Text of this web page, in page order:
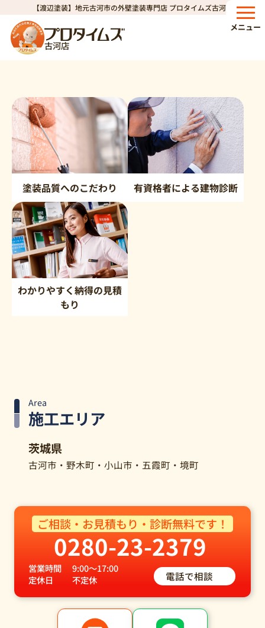
【渡辺塗装】地元古河市の外壁塗装専門店 プロタイムズ古河店
古河店
メニュー
HOME>当店の独自サービス
当店の独自サービス
塗装品質へのこだわり 有資格者による建物診断
わかりやすく納得の見積
もり
施工エリア
Area
茨城県
古河市・野木町・小山市・五霞町・境町
ご相談・お見積もり・診断無料です！
0280-23-2379
営業時間
9:00～17:00
定休日
不定休 電話で相談